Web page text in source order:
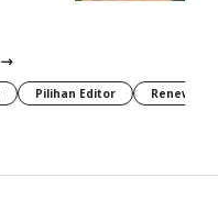
Pilihan Editor